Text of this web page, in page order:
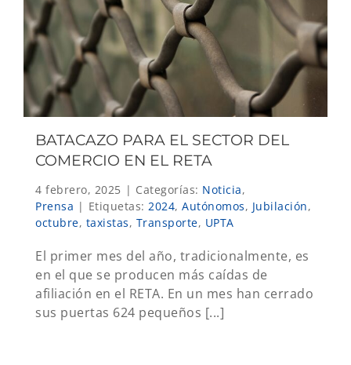
BATACAZO PARA EL SECTOR DEL
COMERCIO EN EL RETA
4 febrero, 2025 | Categorías: Noticia,
Prensa | Etiquetas: 2024, Autónomos, Jubilación,
octubre, taxistas, Transporte, UPTA
El primer mes del año, tradicionalmente, es
en el que se producen más caídas de
afiliación en el RETA. En un mes han cerrado
sus puertas 624 pequeños [...]